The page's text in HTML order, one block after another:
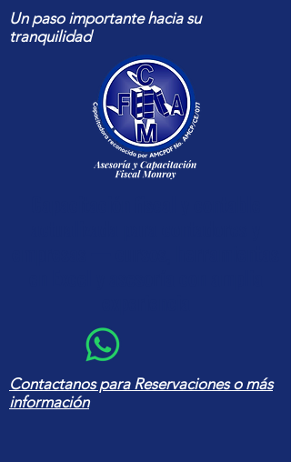
Un paso importante hacia su
tranquilidad
Contactanos para Reservaciones o más
información